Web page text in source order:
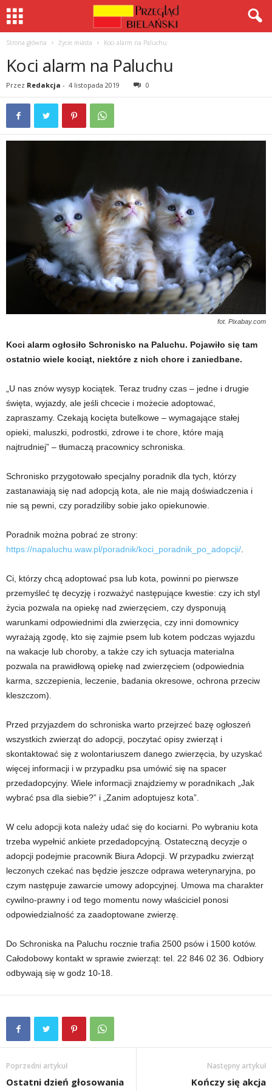
Strona główna Życie miasta Koci alarm na Paluchu
Koci alarm na Paluchu
Przez Redakcja - 4 listopada 2019 0
fot. Pixabay.com
Koci alarm ogłosiło Schronisko na Paluchu. Pojawiło się tam
ostatnio wiele kociąt, niektóre z nich chore i zaniedbane.
„U nas znów wysyp kociątek. Teraz trudny czas – jedne i drugie
święta, wyjazdy, ale jeśli chcecie i możecie adoptować,
zapraszamy. Czekają kocięta butelkowe – wymagające stałej
opieki, maluszki, podrostki, zdrowe i te chore, które mają
najtrudniej” – tłumaczą pracownicy schroniska.
Schronisko przygotowało specjalny poradnik dla tych, którzy
zastanawiają się nad adopcją kota, ale nie mają doświadczenia i
nie są pewni, czy poradziliby sobie jako opiekunowie.
Poradnik można pobrać ze strony:
https://napaluchu.waw.pl/poradnik/koci_poradnik_po_adopcji/.
Ci, którzy chcą adoptować psa lub kota, powinni po pierwsze
przemyśleć tę decyzję i rozważyć następujące kwestie: czy ich styl
życia pozwala na opiekę nad zwierzęciem, czy dysponują
warunkami odpowiednimi dla zwierzęcia, czy inni domownicy
wyrażają zgodę, kto się zajmie psem lub kotem podczas wyjazdu
na wakacje lub choroby, a także czy ich sytuacja materialna
pozwala na prawidłową opiekę nad zwierzęciem (odpowiednia
karma, szczepienia, leczenie, badania okresowe, ochrona przeciw
kleszczom).
Przed przyjazdem do schroniska warto przejrzeć bazę ogłoszeń
wszystkich zwierząt do adopcji, poczytać opisy zwierząt i
skontaktować się z wolontariuszem danego zwierzęcia, by uzyskać
więcej informacji i w przypadku psa umówić się na spacer
przedadopcyjny. Wiele informacji znajdziemy w poradnikach „Jak
wybrać psa dla siebie?” i „Zanim adoptujesz kota”.
W celu adopcji kota należy udać się do kociarni. Po wybraniu kota
trzeba wypełnić ankiete przedadopcyjną. Ostateczną decyzje o
adopcji podejmie pracownik Biura Adopcji. W przypadku zwierząt
leczonych czekać nas będzie jeszcze odprawa weterynaryjna, po
czym następuje zawarcie umowy adopcyjnej. Umowa ma charakter
cywilno-prawny i od tego momentu nowy właściciel ponosi
odpowiedzialność za zaadoptowane zwierzę.
Do Schroniska na Paluchu rocznie trafia 2500 psów i 1500 kotów.
Całodobowy kontakt w sprawie zwierząt: tel. 22 846 02 36. Odbiory
odbywają się w godz 10-18.
Poprzedni artykuł
Ostatni dzień głosowania
Następny artykuł
Kończy się akcja